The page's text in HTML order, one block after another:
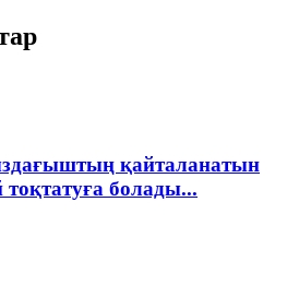
қайталанатын
болады...